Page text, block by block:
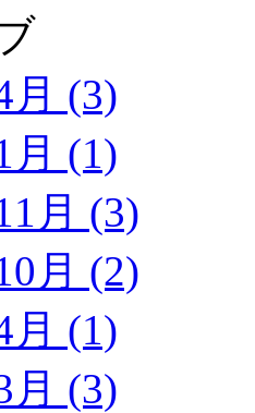
月 (3)
月 (1)
月 (3)
月 (2)
月 (1)
月 (3)